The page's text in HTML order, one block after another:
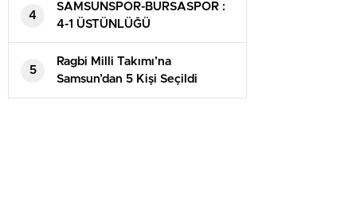
4
SAMSUNSPOR-BURSASPOR :
4-1 ÜSTÜNLÜĞÜ
5
Ragbi Milli Takımı’na
Samsun’dan 5 Kişi Seçildi